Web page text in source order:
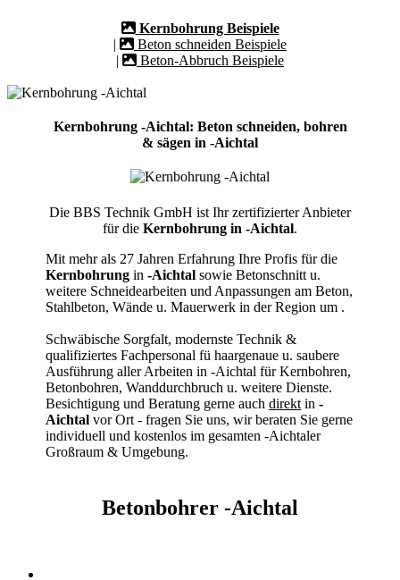
Kernbohrung Beispiele
|
Beton schneiden Beispiele
|
Beton-Abbruch Beispiele
Kernbohrung -Aichtal: Beton schneiden, bohren
& sägen in -Aichtal
Die BBS Technik GmbH ist Ihr zertifizierter Anbieter
für die Kernbohrung in -Aichtal.
Mit mehr als 27 Jahren Erfahrung Ihre Profis für die
Kernbohrung in-Aichtal sowie Betonschnitt u.
weitere Schneidearbeiten und Anpassungen am Beton,
Stahlbeton, Wände u. Mauerwerk in der Region um .
Schwäbische Sorgfalt, modernste Technik &
qualifiziertes Fachpersonalfü haargenaue u. saubere
Ausführung aller Arbeitenin -Aichtal für Kernbohren,
Betonbohren, Wanddurchbruch u. weitere Dienste.
Besichtigung und Beratung gerne auchdirekt in-
Aichtal vor Ort - fragen Sie uns, wir beraten Sie gerne
individuell und kostenlos im gesamten -Aichtaler
Großraum & Umgebung.
Betonbohrer -Aichtal